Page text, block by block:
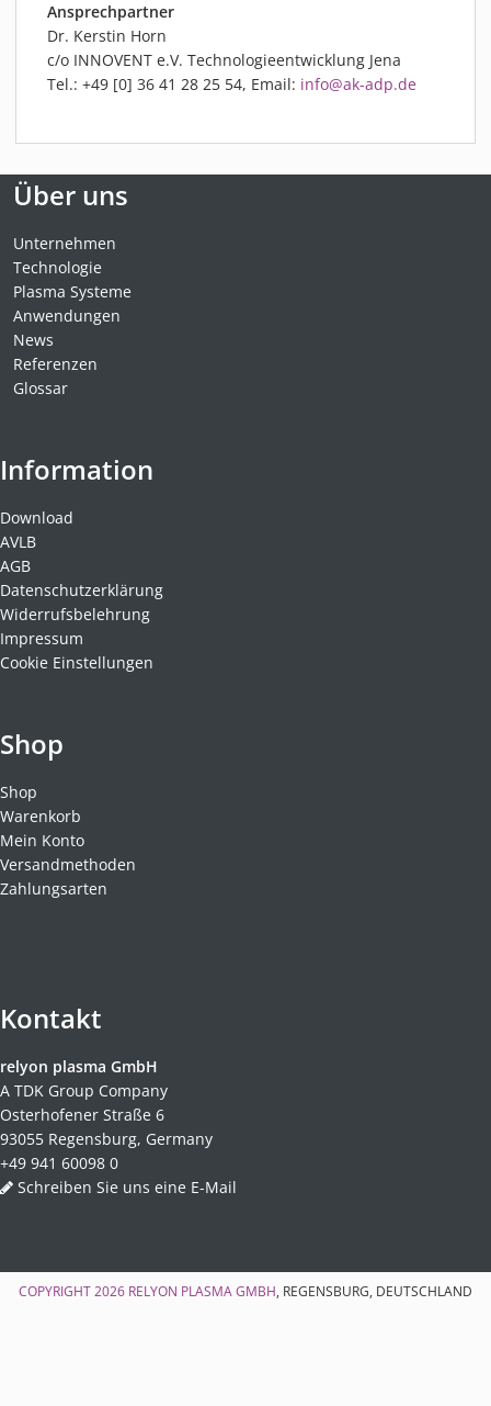
Ansprechpartner
Dr. Kerstin Horn
c/o INNOVENT e.V. Technologieentwicklung Jena
Tel.: +49 [0] 36 41 28 25 54, Email: info@ak-adp.de
Über uns
Unternehmen
Technologie
Plasma Systeme
Anwendungen
News
Referenzen
Glossar
Information
Download
AVLB
AGB
Datenschutzerklärung
Widerrufsbelehrung
Impressum
Cookie Einstellungen
Shop
Shop
Warenkorb
Mein Konto
Versandmethoden
Zahlungsarten
Kontakt
relyon plasma GmbH
A TDK Group Company
Osterhofener Straße 6
93055 Regensburg, Germany
+49 941 60098 0
Schreiben Sie uns eine E-Mail
COPYRIGHT 2026 RELYON PLASMA GMBH, REGENSBURG, DEUTSCHLAND